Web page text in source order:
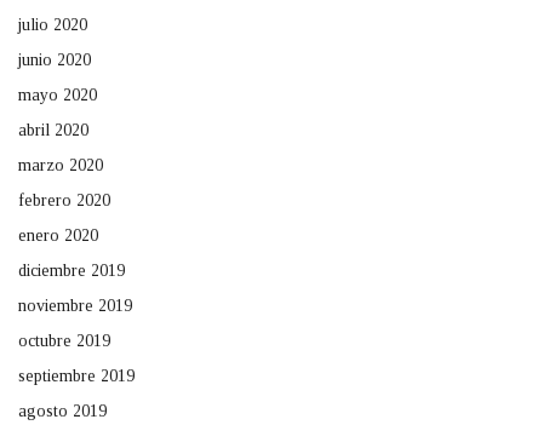
julio 2020
junio 2020
mayo 2020
abril 2020
marzo 2020
febrero 2020
enero 2020
diciembre 2019
noviembre 2019
octubre 2019
septiembre 2019
agosto 2019